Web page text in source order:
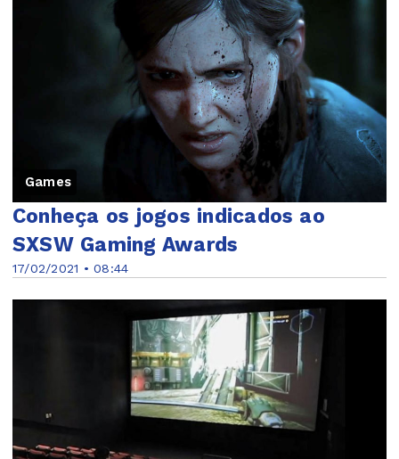
Games
17/02/2021 • 08:44
Conheça os jogos indicados ao
SXSW Gaming Awards